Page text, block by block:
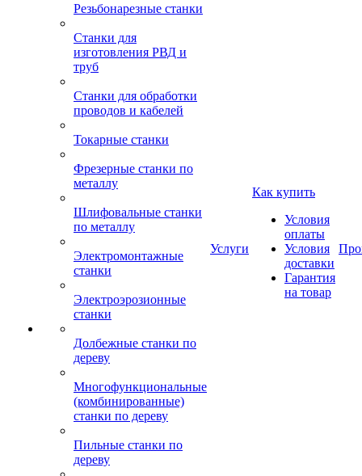
Резьбонарезные станки
Станки для
изготовления РВД и
труб
Станки для обработки
проводов и кабелей
Токарные станки
Фрезерные станки по
металлу
Шлифовальные станки
по металлу
Электромонтажные
станки
Электроэрозионные
станки
Долбежные станки по
дереву
Многофункциональные
(комбинированные)
станки по дереву
Пильные станки по
дереву
Услуги
Как купить
Условия
оплаты
Условия
доставки
Гарантия
на товар